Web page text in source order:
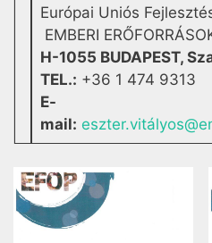
Európai Uniós
EMBERI
H-1055 BUDAPEST,
TEL.: +36 1 474 9313
E-
mail: